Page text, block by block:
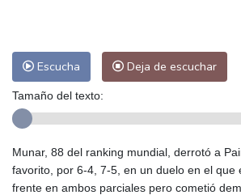
Escucha Deja de escuchar
Tamaño del texto:
Munar, 88 del ranking mundial, derrotó a
favorito, por 6-4, 7-5, en un duelo en el que
frente en ambos parciales pero cometió